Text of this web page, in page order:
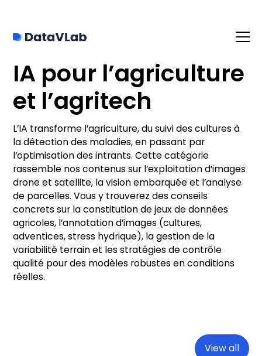
IA pour l’agriculture
et l’agritech
L’IA transforme l’agriculture, du suivi des cultures à
la détection des maladies, en passant par
l’optimisation des intrants. Cette catégorie
rassemble nos contenus sur l’exploitation d’images
drone et satellite, la vision embarquée et l’analyse
de parcelles. Vous y trouverez des conseils
concrets sur la constitution de jeux de données
agricoles, l’annotation d’images (cultures,
adventices, stress hydrique), la gestion de la
variabilité terrain et les stratégies de contrôle
qualité pour des modèles robustes en conditions
réelles.
View all